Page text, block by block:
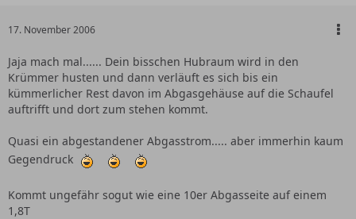
17. November 2006
Jaja mach mal...... Dein bisschen Hubraum wird in den
Krümmer husten und dann verläuft es sich bis ein
kümmerlicher Rest davon im Abgasgehäuse auf die Schaufel
auftrifft und dort zum stehen kommt.
Quasi ein abgestandener Abgasstrom..... aber immerhin kaum
Gegendruck
Kommt ungefähr sogut wie eine 10er Abgasseite auf einem
1,8T